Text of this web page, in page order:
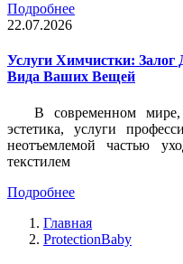
Подробнее
22.07.2026
Услуги Химчистки: Залог
Вида Ваших Вещей
В современном мире,
эстетика, услуги
неотъемлемой частью
текстилем
Подробнее
Главная
ProtectionBaby